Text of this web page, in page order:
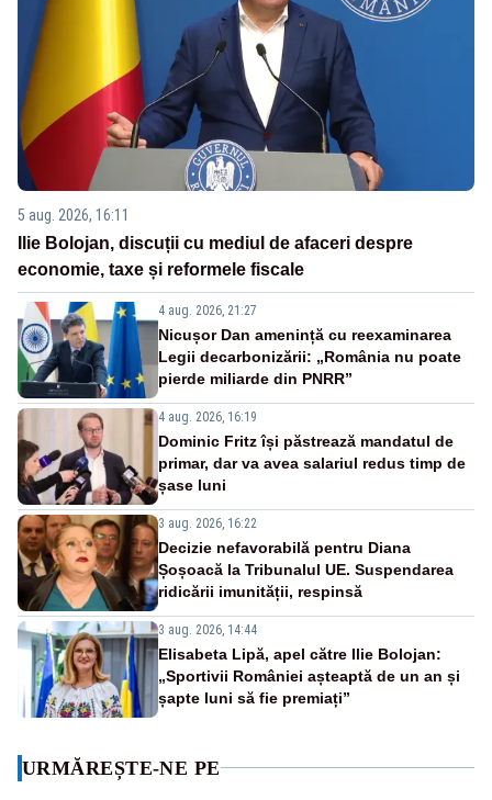
5 aug. 2026, 16:11
Ilie Bolojan, discuții cu mediul de afaceri despre
economie, taxe și reformele fiscale
4 aug. 2026, 21:27
Nicușor Dan amenință cu reexaminarea
Legii decarbonizării: „România nu poate
pierde miliarde din PNRR”
4 aug. 2026, 16:19
Dominic Fritz își păstrează mandatul de
primar, dar va avea salariul redus timp de
șase luni
3 aug. 2026, 16:22
Decizie nefavorabilă pentru Diana
Șoșoacă la Tribunalul UE. Suspendarea
ridicării imunității, respinsă
3 aug. 2026, 14:44
Elisabeta Lipă, apel către Ilie Bolojan:
„Sportivii României așteaptă de un an și
șapte luni să fie premiați”
URMĂREȘTE-NE PE